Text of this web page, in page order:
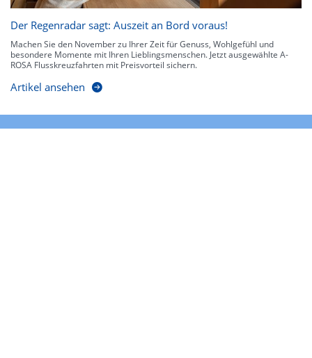
Der Regenradar sagt: Auszeit an Bord voraus!
Machen Sie den November zu Ihrer Zeit für Genuss, Wohlgefühl und
besondere Momente mit Ihren Lieblingsmenschen. Jetzt ausgewählte A-
ROSA Flusskreuzfahrten mit Preisvorteil sichern.
Artikel ansehen